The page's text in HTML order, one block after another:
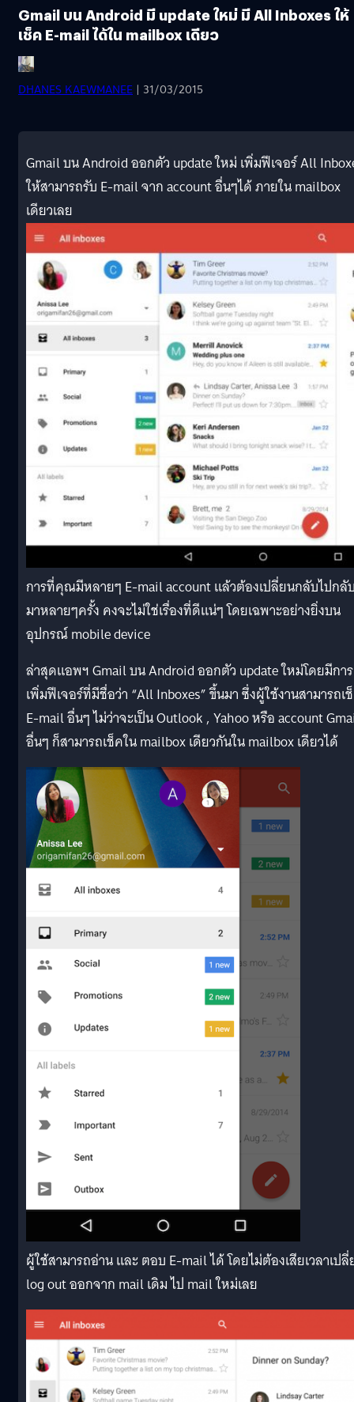
Gmail บน Android มี update ใหม่ มี All Inboxes ให้
เช็ค E-mail ได้ใน mailbox เดียว
DHANES KAEWMANEE | 31/03/2015
Gmail บน Android ออกตัว update ใหม่ เพิ่มฟีเจอร์ All
ให้สามารถรับ E-mail จาก account อื่นๆได้ ภายใน mailbox
เดียวเลย
การที่คุณมีหลายๆ E-mail account แล้วต้องเปลี่ยนกลับไปกลั
มาหลายๆครั้ง คงจะไม่ใช่เรื่องที่ดีแน่ๆ โดยเฉพาะอย่างยิ่งบน
อุปกรณ์ mobile device
ล่าสุดแอพฯ Gmail บน Android ออกตัว update ใหม่โดยมีการ
เพิ่มฟีเจอร์ที่มีชื่อว่า “All Inboxes” ขึ้นมา ซึ่งผู้ใช้งานสามารถเ
E-mail อื่นๆ ไม่ว่าจะเป็น Outlook , Yahoo หรือ account
อื่นๆ ก็สามารถเช็คใน mailbox เดียวกันใน mailbox เดียวได้
ผู้ใช้สามารถอ่าน และ ตอบ E-mail ได้ โดยไม่ต้องเสียเวลาเป
log out ออกจาก mail เดิม ไป mail ใหม่เลย